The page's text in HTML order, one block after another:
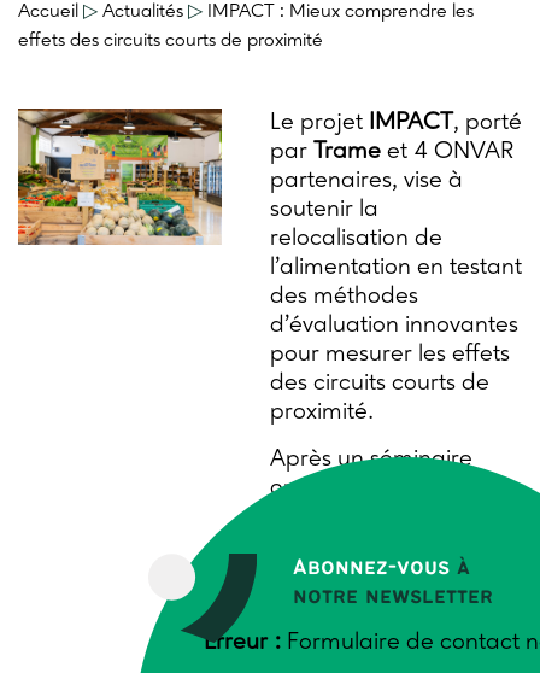
Abonnez-vous à
notre newsletter
Erreur : Formulaire de contact
Accueil ▷ Actualités ▷
IMPACT : Mieux comprendre les
effets des circuits courts de proximité
Le projet IMPACT , porté
par Trame et 4 ONVAR
partenaires, vise à
soutenir la
relocalisation de
l’alimentation en testant
des méthodes
d’évaluation innovantes
pour mesurer les effets
des circuits courts de
proximité.
Après un séminaire
organisé en novembre
diversité d’acteurs
locaux, le projet entre
dans sa phase